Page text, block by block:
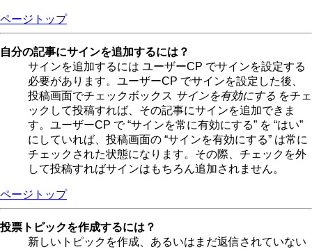
ページトップ
自分の記事にサインを追加するには？
サインを追加するには ユーザーCP でサインを設定する
必要があります。ユーザーCP でサインを設定した後、
投稿画面でチェックボックス サインを有効にする をチェ
ックして投稿すれば、その記事にサインを追加できま
す。ユーザーCP で “サインを常に有効にする” を “はい”
にしていれば、投稿画面の “サインを有効にする” は常に
チェックされた状態になります。その際、チェックを外
して投稿すればサインはもちろん追加されません。
ページトップ
投票トピックを作成するには？
新しいトピックを作成、あるいはまだ返信されていない